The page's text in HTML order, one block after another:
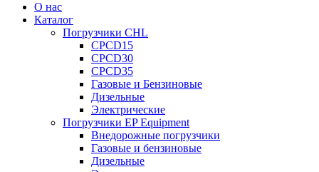
О нас
Каталог
Погрузчики CHL
CPCD15
CPCD30
CPCD35
Газовые и Бензиновые
Дизельные
Электрические
Погрузчики EP Equipment
Внедорожные погрузчики
Газовые и бензиновые
Дизельные